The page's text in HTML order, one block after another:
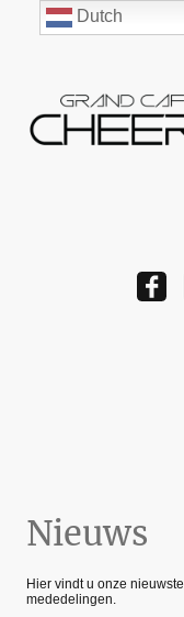
Nieuws
Hier vindt u onze
mededelingen.
Dutch